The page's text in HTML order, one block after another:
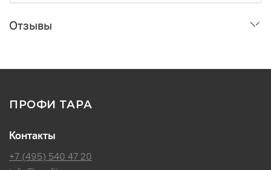
Отзывы
ПРОФИ ТАРА
Контакты
+7 (495) 540 47 20